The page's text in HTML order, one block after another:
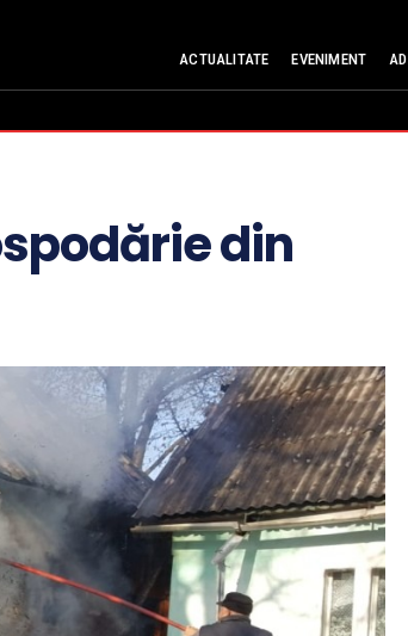
ACTUALITATE EVENIMENT
din